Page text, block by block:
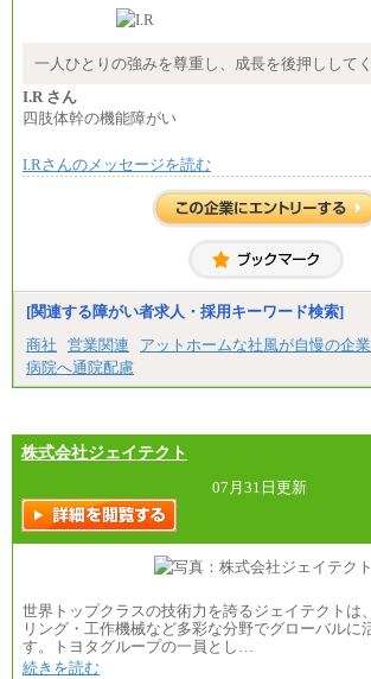
※試用期間中も給与に変更はござ
月給：250,000円～400,000円
一人ひとりの強みを尊重し、成長を後押しして
I.R さん
四肢体幹の機能障がい
I.Rさんのメッセージを読む
[関連する障がい者求人・採用キーワード検索]
商社
営業関連 アットホームな社風が自慢の企業
病院へ通院配慮
株式会社ジェイテクト
07月31日更新
世界トップクラスの技術力を誇るジェイテクトは
リング・工作機械など多彩な分野でグローバルに
す。トヨタグループの一員とし…
続きを読む